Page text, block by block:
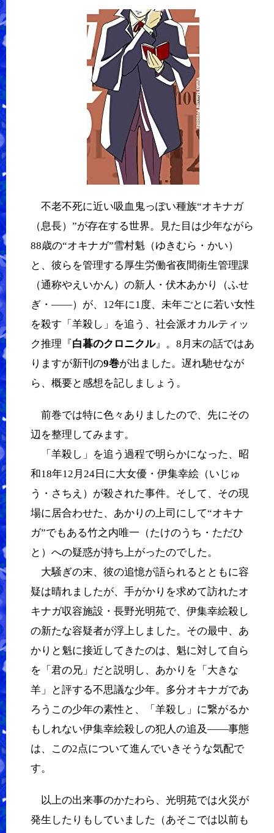
不老不死に近い吸血鬼っぽい種族“オキナガ
（息長）”が存在する世界。見た目は少年ながら
88歳の“オキナガ”雪村魁（ゆきむら・かい）
と、彼らを管理する厚生労働省夜間衛生管理課
（通称やえいかん）の新人・伏木あかり（ふせ
ぎ・――）が、12年に1度、未年ごとに若い女性
を殺す「羊殺し」を追う、社会派オカルティッ
ク推理『白暮のクロニクル』。8月末の話ではあ
りますが新刊の9巻が出ました。遅れ馳せなが
ら、概要と感想を記しましょう。
前巻では特に色々ありましたので、先にその
辺を整理してみます。
「羊殺し」を追う過程で明らかになった、昭
和18年12月24日に大女優・伊集幸絵（いじゅ
う・さちえ）が殺された事件。そして、その現
場に居合わせた、あかりの上司にして“オキナ
ガ”でもある竹之内唯一（たけのうち・ただひ
と）への疑惑が持ち上がったのでした。
大騒ぎの末、彼の追憶が語られるとともに容
疑は晴れましたが、手がかりを求めて訪れたオ
キナガ収容施設・長野光明苑で、伊集幸絵殺し
の新たな容疑者が浮上しました。その最中、あ
かりと魁に接近してきたのは、魁に対して自ら
を「君の兄」だと説明し、あかりを「大きな
羊」と評する不思議な少年。多分オキナガであ
ろうこの少年の素性と、「羊殺し」に繋がるか
もしれない伊集幸絵殺しの犯人の追及――事態
は、この2点について進んでいきそうな気配で
す。
以上の出来事のかたわら、光明苑では火災が
発生したりもしていました（あそこでは以前も